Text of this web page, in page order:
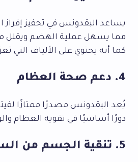
يساعد البقدونس في تحفيز
مما يسهل عملية الهضم ويقلل من
كما أنه يحتوي على الألياف التي
4. دعم صحة العظام
دورًا أساسيًا في تقوية العظام
5. تنقية الجسم من السموم